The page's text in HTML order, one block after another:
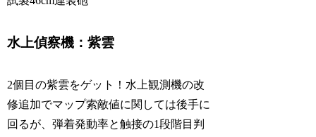
水上偵察機：紫雲
2個目の紫雲をゲット！水上観測機の改
修追加でマップ索敵値に関しては後手に
回るが、弾着発動率と触接の1段階目判